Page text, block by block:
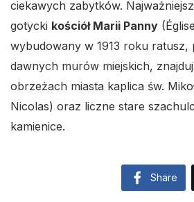
ciekawych zabytków.
gotycki kościół Marii Panny
wybudowany w 1913 roku ratusz,
dawnych murów miejskich,
obrzeżach miasta kaplica św.
Nicolas) oraz liczne stare
kamienice.
Share